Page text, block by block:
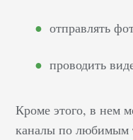
отправлять
проводить
Кроме этого, в нем
каналы по любимым